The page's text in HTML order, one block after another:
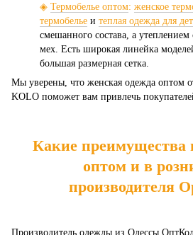
◈ Термобелье оптом: женское
термобелье и теплая одежда для
смешанного состава, а
мех. Есть широкая линейка
большая размерная сетка.
Мы уверены, что женская одежда оптом
KOLO поможет вам привлечь
Какие преимущества
оптом и в
производителя
Производитель одежды из Одессы